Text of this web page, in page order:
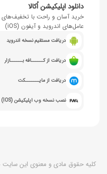
دانلود اپلیکیشن اُکالا
خرید آسان و راحت با تخفیف‌های
عامل‌های اندروید و آیفون (iOS)
دریافت مستقیم نسخه اندروید
دریافت از کــــــافه بــــــازار
دریافت از مایـــــــکت
نصب نسخه وب اپلیکیشن (IOS)
کلیه حقوق مادی و معنوی این